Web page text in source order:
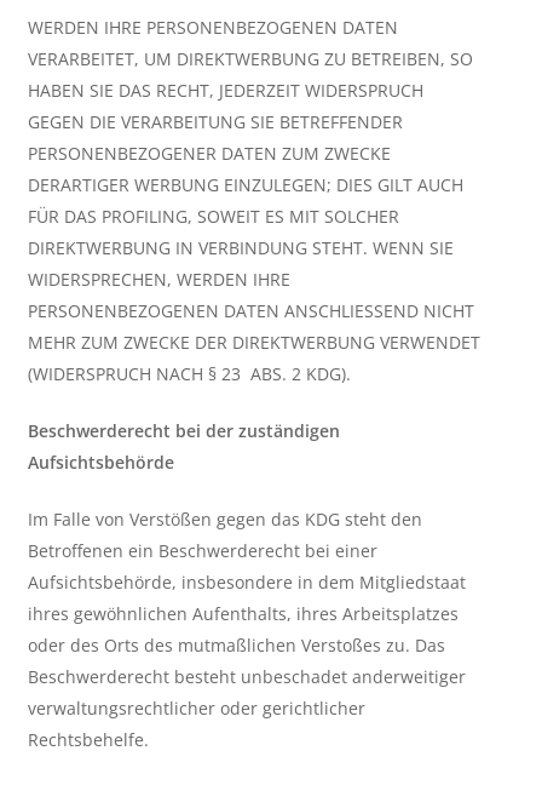
WERDEN IHRE PERSONENBEZOGENEN DATEN
VERARBEITET, UM DIREKTWERBUNG ZU BETREIBEN, SO
HABEN SIE DAS RECHT, JEDERZEIT WIDERSPRUCH
GEGEN DIE VERARBEITUNG SIE BETREFFENDER
PERSONENBEZOGENER DATEN ZUM ZWECKE
DERARTIGER WERBUNG EINZULEGEN; DIES GILT AUCH
FÜR DAS PROFILING, SOWEIT ES MIT SOLCHER
DIREKTWERBUNG IN VERBINDUNG STEHT. WENN SIE
WIDERSPRECHEN, WERDEN IHRE
PERSONENBEZOGENEN DATEN ANSCHLIESSEND NICHT
MEHR ZUM ZWECKE DER DIREKTWERBUNG VERWENDET
(WIDERSPRUCH NACH § 23 ABS. 2 KDG).
Beschwerderecht bei der zuständigen
Aufsichtsbehörde
Im Falle von Verstößen gegen das KDG steht den
Betroffenen ein Beschwerderecht bei einer
Aufsichtsbehörde, insbesondere in dem Mitgliedstaat
ihres gewöhnlichen Aufenthalts, ihres Arbeitsplatzes
oder des Orts des mutmaßlichen Verstoßes zu. Das
Beschwerderecht besteht unbeschadet anderweitiger
verwaltungsrechtlicher oder gerichtlicher
Rechtsbehelfe.